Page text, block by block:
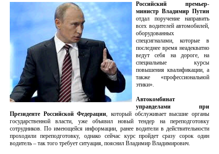
Российский премьер-
министр Владимир Путин
отдал поручение направить
всех водителей автомобилей,
оборудованных
спецсигналами, которые в
последнее время неадекватно
ведут себя на дороге, на
специальные курсы
повышения квалификации, а
также «профессиональной
этики».
Автокомбинат
управделами при
Президенте Российской Федерации, который обслуживает высшие органы
государственной власти, уже объявил новый тендер на переподготовку
сотрудников. По имеющейся информации, ранее водители в действительности
проходили переподготовку, однако сейчас курс пройдет сразу сорок один
водитель – так того требует ситуация, пояснил Владимир Владимирович.